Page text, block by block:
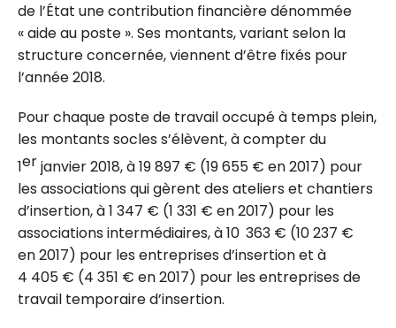
de l’État une contribution financière dénommée
« aide au poste ». Ses montants, variant selon la
structure concernée, viennent d’être fixés pour
l’année 2018.
Pour chaque poste de travail occupé à temps plein,
les montants socles s’élèvent, à compter du
1erjanvier 2018, à 19 897 € (19 655 € en 2017) pour
les associations qui gèrent des ateliers et chantiers
d’insertion, à 1 347 € (1 331 € en 2017) pour les
associations intermédiaires, à 10 363 € (10 237 €
en 2017) pour les entreprises d’insertion et à
4 405 € (4 351 € en 2017) pour les entreprises de
travail temporaire d’insertion.